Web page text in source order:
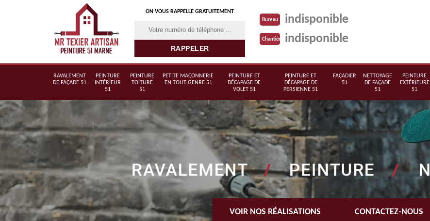
ON VOUS RAPPELLE GRATUITEMENT
Bureau indisponible
Chantier indisponible
RAVALEMENT
DE FAÇADE 51
PEINTURE
INTÉRIEUR
51
PEINTURE
TOITURE
51
PETITE MAÇONNERIE
EN TOUT GENRE 51
PEINTURE ET
DÉCAPAGE DE
VOLET 51
PEINTURE ET
DÉCAPAGE DE
PERSIENNE 51
FAÇADIER
51
NETTOYAGE
DE FAÇADE
51
PEINTURE
EXTÉRIEURE
51
VOIR NOS RÉALISATIONS CONTACTEZ-NOUS